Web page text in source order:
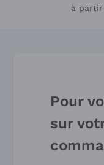
à partir
Pour
sur